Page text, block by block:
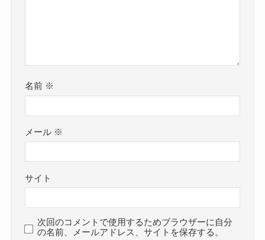
名前 ※
メール ※
サイト
次回のコメントで使用するためブラウザーに自分
の名前、メールアドレス、サイトを保存する。